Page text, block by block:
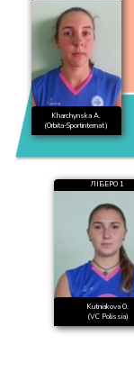
Kharchynska A.
(Orbita-Sportinternat)
ЛІБЕРО 1
Kutniakova O.
(VC Polissia)